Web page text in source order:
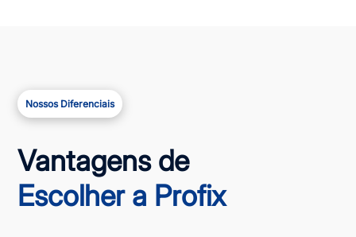
Nossos Diferenciais
Vantagens de
Escolher a Profix